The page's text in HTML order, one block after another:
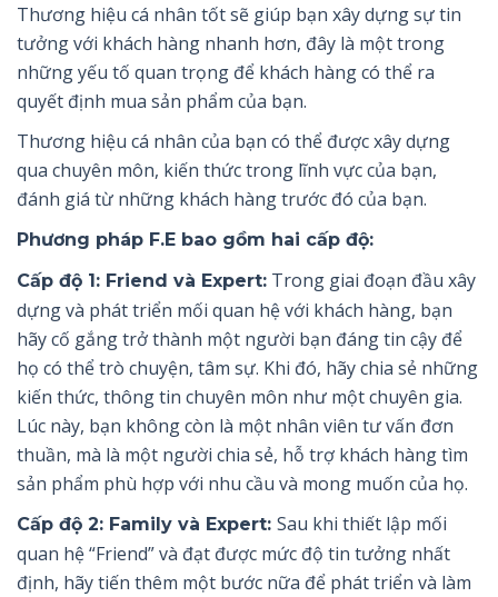
Thương hiệu cá nhân tốt sẽ giúp bạn xây dựng sự tin
tưởng với khách hàng nhanh hơn, đây là một trong
những yếu tố quan trọng để khách hàng có thể ra
quyết định mua sản phẩm của bạn.
Thương hiệu cá nhân của bạn có thể được xây dựng
qua chuyên môn, kiến thức trong lĩnh vực của bạn,
đánh giá từ những khách hàng trước đó của bạn.
Phương pháp F.E bao gồm hai cấp độ:
Cấp độ 1: Friend và Expert: Trong giai đoạn đầu xây
dựng và phát triển mối quan hệ với khách hàng, bạn
hãy cố gắng trở thành một người bạn đáng tin cậy để
họ có thể trò chuyện, tâm sự. Khi đó, hãy chia sẻ những
kiến thức, thông tin chuyên môn như một chuyên gia.
Lúc này, bạn không còn là một nhân viên tư vấn đơn
thuần, mà là một người chia sẻ, hỗ trợ khách hàng tìm
sản phẩm phù hợp với nhu cầu và mong muốn của họ.
Cấp độ 2: Family và Expert: Sau khi thiết lập mối
quan hệ “Friend” và đạt được mức độ tin tưởng nhất
định, hãy tiến thêm một bước nữa để phát triển và làm